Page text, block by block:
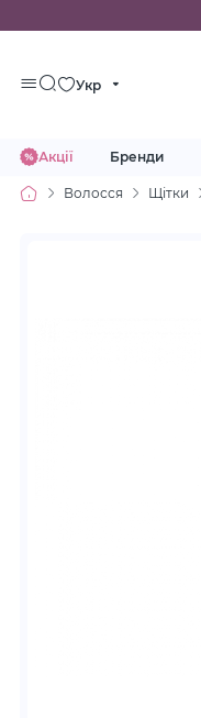
Укр
Акції Бренди
Волосся Щітки